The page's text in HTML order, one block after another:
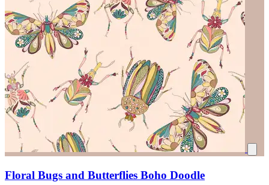
Floral Bugs and Butterflies Boho Doodle